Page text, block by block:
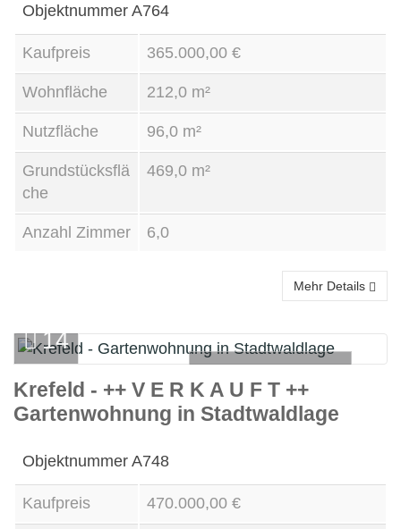
Objektnummer A764
Kaufpreis 365.000,00 €
Wohnfläche 212,0 m²
Nutzfläche 96,0 m²
Grundstücksflä
che
469,0 m²
Anzahl Zimmer 6,0
Mehr Details
14
ERDGESCHOSS
Kauf
Krefeld - ++ V E R K A U F T ++
Gartenwohnung in Stadtwaldlage
Objektnummer A748
Kaufpreis 470.000,00 €